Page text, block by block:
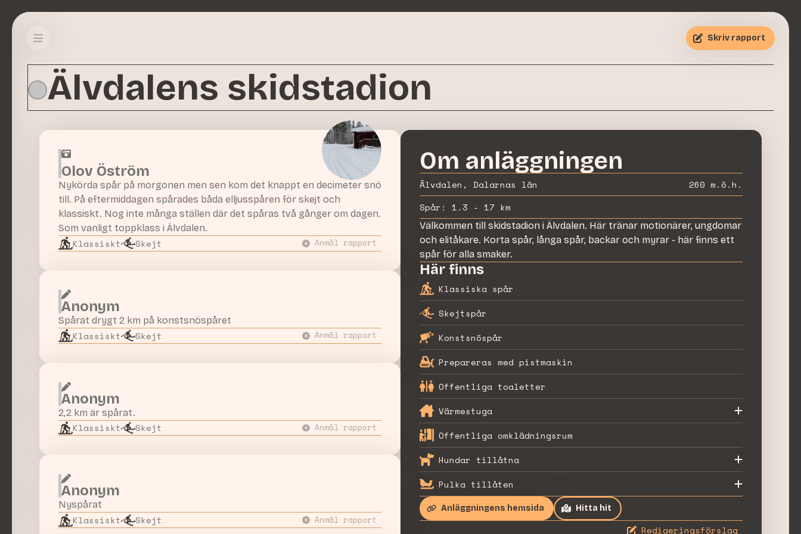
Älvdalens skidstadion
Skriv rapport
Olov Öström
Nykörda spår på morgonen men sen kom det knappt en decimeter snö
till. På eftermiddagen spårades båda elljusspåren för skejt och
klassiskt. Nog inte många ställen där det spåras två gånger om dagen.
Som vanligt toppklass i Älvdalen.
Klassiskt Skejt Anmäl rapport
Anonym
Spårat drygt 2 km på konstsnöspåret
Klassiskt Skejt Anmäl rapport
Anonym
2,2 km är spårat.
Klassiskt Skejt Anmäl rapport
Anonym
Nyspårat
Klassiskt Skejt Anmäl rapport
Om anläggningen
Älvdalen, Dalarnas län 260 m.ö.h.
Spår: 1.3 - 17 km
Välkommen till skidstadion i Älvdalen. Här tränar motionärer, ungdomar
och elitåkare. Korta spår, långa spår, backar och myrar - här finns ett
spår för alla smaker.
Här finns
Klassiska spår
Skejtspår
Konstsnöspår
Prepareras med pistmaskin
Offentliga toaletter
Värmestuga
Offentliga omklädningsrum
Hundar tillåtna
Pulka tillåten
Anläggningens hemsida Hitta hit
Redigeringsförslag